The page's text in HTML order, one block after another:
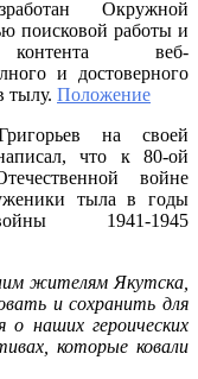
Окружной
поисковой работы и
контента веб-
и достоверного
тылу. Положение
на своей
что к 80-ой
войне
тыла в годы
1941-1945
жителям Якутска,
и сохранить для
о наших героических
которые ковали